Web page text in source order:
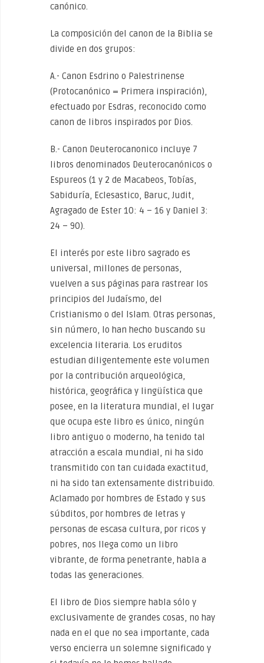
canónico.
La composición del canon de la Biblia se
divide en dos grupos:
A.- Canon Esdrino o Palestrinense
(Protocanónico = Primera inspiración),
efectuado por Esdras, reconocido como
canon de libros inspirados por Dios.
B.- Canon Deuterocanonico incluye 7
libros denominados Deuterocanónicos o
Espureos (1 y 2 de Macabeos, Tobías,
Sabiduría, Eclesastico, Baruc, Judit,
Agragado de Ester 10: 4 – 16 y Daniel 3:
24 – 90).
El interés por este libro sagrado es
universal, millones de personas,
vuelven a sus páginas para rastrear los
principios del Judaísmo, del
Cristianismo o del Islam. Otras personas,
sin número, lo han hecho buscando su
excelencia literaria. Los eruditos
estudian diligentemente este volumen
por la contribución arqueológica,
histórica, geográfica y lingüística que
posee, en la literatura mundial, el lugar
que ocupa este libro es único, ningún
libro antiguo o moderno, ha tenido tal
atracción a escala mundial, ni ha sido
transmitido con tan cuidada exactitud,
ni ha sido tan extensamente distribuido.
Aclamado por hombres de Estado y sus
súbditos, por hombres de letras y
personas de escasa cultura, por ricos y
pobres, nos llega como un libro
vibrante, de forma penetrante, habla a
todas las generaciones.
El libro de Dios siempre habla sólo y
exclusivamente de grandes cosas, no hay
nada en el que no sea importante, cada
verso encierra un solemne significado y